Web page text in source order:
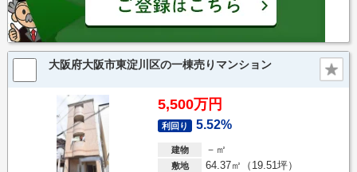
大阪府大阪市東淀川区の一棟売りマンション
5,500万円
利回り 5.52%
建物 －㎡
敷地 64.37㎡（19.51坪）